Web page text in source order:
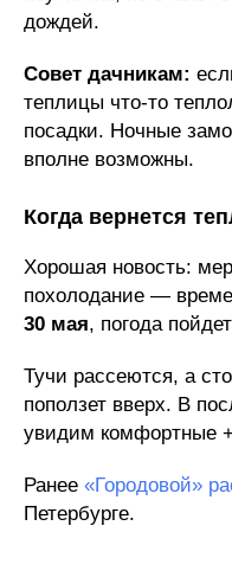
дождей.
Совет дачникам:
теплицы что-то
посадки. Ночные
вполне возможны.
Когда вернется
Хорошая новость:
похолодание —
30 мая, погода
Тучи рассеются, а
поползет вверх. В
увидим комфортные
Ранее «Городовой»
Петербурге.